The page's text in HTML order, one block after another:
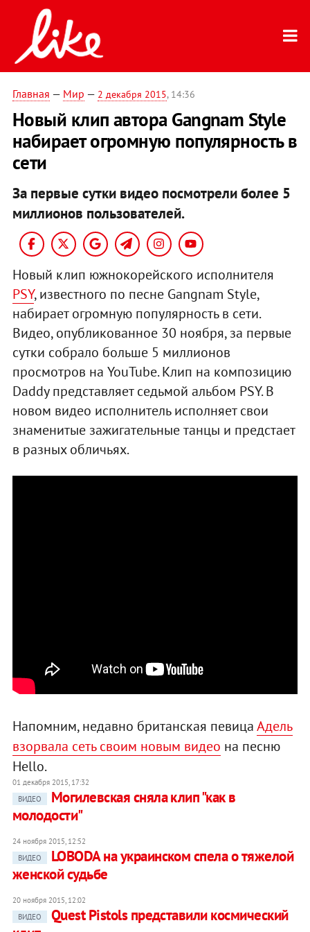
Главная — Мир — 2 декабря 2015, 14:36
Новый клип автора Gangnam Style
набирает огромную популярность в
сети
За первые сутки видео посмотрели более 5
миллионов пользователей.
Новый клип южнокорейского исполнителя
PSY, известного по песне Gangnam Style,
набирает огромную популярность в сети.
Видео, опубликованное 30 ноября, за первые
сутки собрало больше 5 миллионов
просмотров на YouTube. Клип на композицию
Daddy представляет седьмой альбом PSY. В
новом видео исполнитель исполняет свои
знаменитые зажигательные танцы и предстает
в разных обличьях.
Напомним, недавно британская певицаАдель
взорвала сеть своим новым видео на песню
Hello.
01 декабря 2015, 17:32
ВИДЕО
Могилевская сняла клип "как в
молодости"
24 ноября 2015, 12:52
ВИДЕО
LOBODA на украинском спела о тяжелой
женской судьбе
20 ноября 2015, 12:02
ВИДЕО
Quest Pistols представили космический